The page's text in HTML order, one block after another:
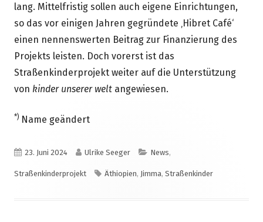
lang. Mittelfristig sollen auch eigene Einrichtungen,
so das vor einigen Jahren gegründete ‚Hibret Café‘
einen nennenswerten Beitrag zur Finanzierung des
Projekts leisten. Doch vorerst ist das
Straßenkinderprojekt weiter auf die Unterstützung
von kinder unserer welt angewiesen.
*) Name geändert
Veröffentlicht
am
23. Juni 2024 Autor
Ulrike Seeger Kategorien
News,
Straßenkinderprojekt Schlagwörter
Äthiopien, Jimma, Straßenkinder